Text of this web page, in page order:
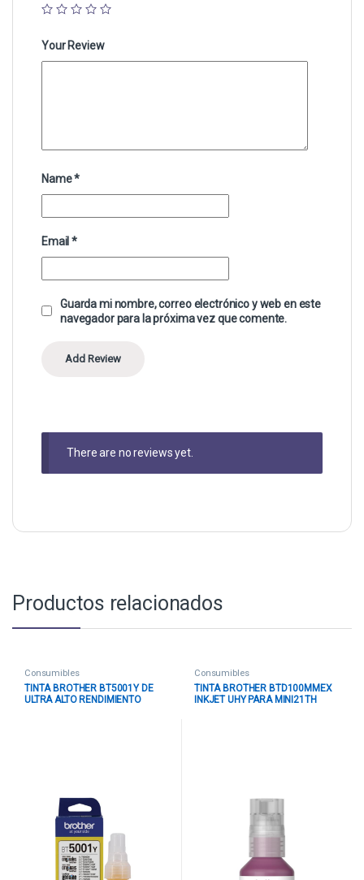
Your Review
Name*
Email*
Guarda mi nombre, correo electrónico y web en este
navegador para la próxima vez que comente.
There are no reviews yet.
Productos relacionados
Consumibles
TINTA BROTHER BT5001Y DE
ULTRA ALTO RENDIMIENTO
Consumibles
TINTA BROTHER BTD100MMEX
INKJET UHY PARA MINI21TH